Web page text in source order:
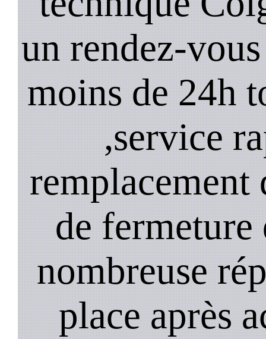
un rendez-
moins de 24h
,service
remplacement
de
nombreuse
place après